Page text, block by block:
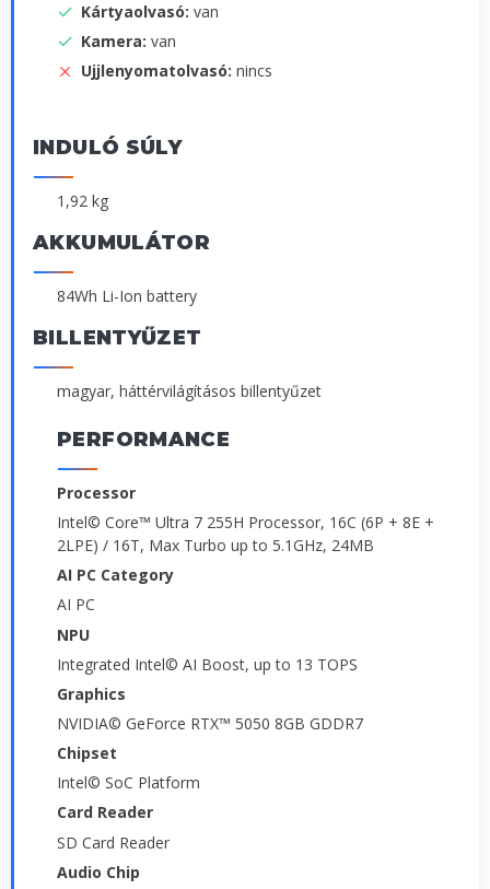
Kártyaolvasó: van
Kamera: van
Ujjlenyomatolvasó: nincs
INDULÓ SÚLY
1,92 kg
AKKUMULÁTOR
84Wh Li-Ion battery
BILLENTYŰZET
magyar, háttérvilágításos billentyűzet
PERFORMANCE
Processor
Intel© Core™ Ultra 7 255H Processor, 16C (6P + 8E +
2LPE) / 16T, Max Turbo up to 5.1GHz, 24MB
AI PC Category
AI PC
NPU
Integrated Intel© AI Boost, up to 13 TOPS
Graphics
NVIDIA© GeForce RTX™ 5050 8GB GDDR7
Chipset
Intel© SoC Platform
Card Reader
SD Card Reader
Audio Chip